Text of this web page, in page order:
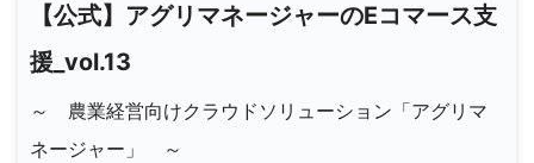
【公式】アグリマネージャーのEコマース支
援_vol.13
～ 農業経営向けクラウドソリューション「アグリマ
ネージャー」 ～